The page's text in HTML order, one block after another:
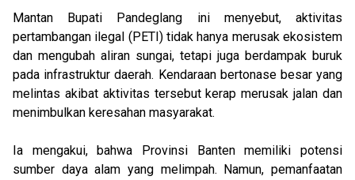
Mantan Bupati Pandeglang ini menyebut, aktivitas
pertambangan ilegal (PETI) tidak hanya merusak ekosistem
dan mengubah aliran sungai, tetapi juga berdampak buruk
pada infrastruktur daerah. Kendaraan bertonase besar yang
melintas akibat aktivitas tersebut kerap merusak jalan dan
menimbulkan keresahan masyarakat.
Ia mengakui, bahwa Provinsi Banten memiliki potensi
sumber daya alam yang melimpah. Namun, pemanfaatan